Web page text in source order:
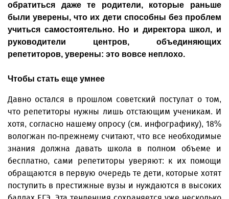
обратиться даже те родители, которые раньше
были уверены, что их дети способны без проблем
учиться самостоятельно. Но и директора школ, и
руководители центров, объединяющих
репетиторов, уверены: это вовсе неплохо.
Чтобы стать еще умнее
Давно остался в прошлом советский постулат о том,
что репетиторы нужны лишь отстающим ученикам. И
хотя, согласно нашему опросу (см. инфографику), 18%
вологжан по-прежнему считают, что все необходимые
знания должна давать школа в полном объеме и
бесплатно, сами репетиторы уверяют: к их помощи
обращаются в первую очередь те дети, которые хотят
поступить в престижные вузы и нуждаются в высоких